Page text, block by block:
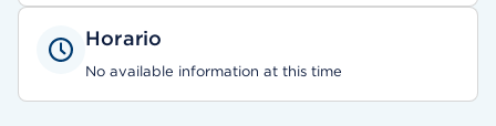
Horario
No available information at this time